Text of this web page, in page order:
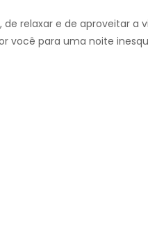
relaxar e de aproveitar a
você para uma noite